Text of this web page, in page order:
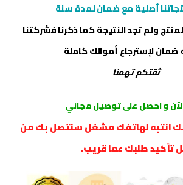
أصلية مع ضمان لمدة سنة
ولم تجد النتيجة كما ذكرنا فشركتنا
لإسترجاع أموالك كاملة
ثقتكم تهمنا
و احصل على توصيل مجاني
انتبه لهاتفك مشغل سنتصل بك من
تأكيد طلبك عما قريب.